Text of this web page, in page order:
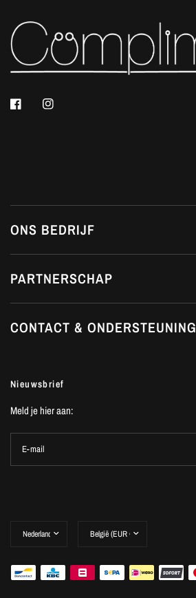
ONS BEDRIJF
PARTNERSCHAP
CONTACT & ONDERSTEUNING
Nieuwsbrief
Meld je hier aan:
E-mail